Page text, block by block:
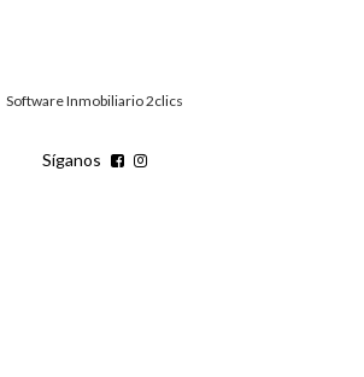
Software Inmobiliario 2clics
Síganos